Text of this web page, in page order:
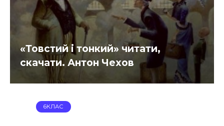
«Товстий і тонкий» читати,
скачати. Антон Чехов
6КЛАС